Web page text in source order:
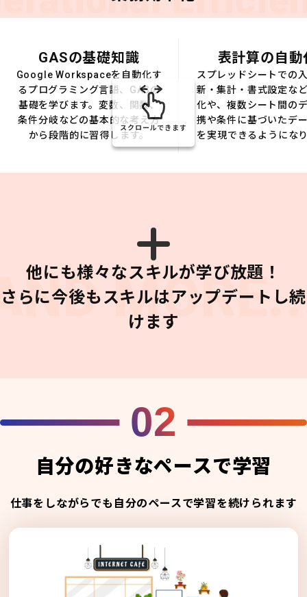
GASの基礎知識
Google Workspaceを自動化す
るプログラミング言語、GASの
基礎を学びます。変数、関数、
条件分岐などの基本的な考え方
から段階的に習得します。
表計算の自動
スプレッドシートでの
新・集計・書式設定な
化や、複数シート間の
携や条件に基づいたデ
を実現できるようにな
スクロールできます
他にも様々なスキルが学び放題！
さらに今後もスキルはアップデートし続
けます
02
自分の好きなペースで学習
仕事をしながらでも自分のペースで学習を続けられます